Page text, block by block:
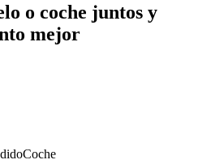
o coche juntos y
mejor
Coche